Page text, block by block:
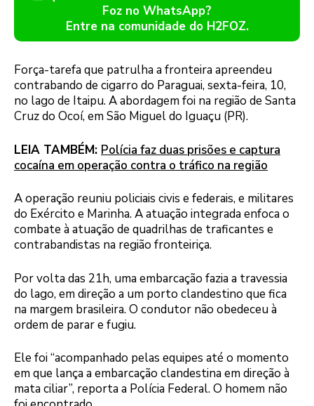
Foz no WhatsApp?
Entre na comunidade do H2FOZ.
Força-tarefa que patrulha a fronteira apreendeu
contrabando de cigarro do Paraguai, sexta-feira, 10,
no lago de Itaipu. A abordagem foi na região de Santa
Cruz do Ocoí, em São Miguel do Iguaçu (PR).
LEIA TAMBÉM: Polícia faz duas prisões e captura
cocaína em operação contra o tráfico na região
A operação reuniu policiais civis e federais, e militares
do Exército e Marinha. A atuação integrada enfoca o
combate à atuação de quadrilhas de traficantes e
contrabandistas na região fronteiriça.
Por volta das 21h, uma embarcação fazia a travessia
do lago, em direção a um porto clandestino que fica
na margem brasileira. O condutor não obedeceu à
ordem de parar e fugiu.
Ele foi “acompanhado pelas equipes até o momento
em que lança a embarcação clandestina em direção à
mata ciliar”, reporta a Polícia Federal. O homem não